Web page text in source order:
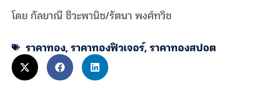
โดย กัลยาณี ชีวะพานิช/รัตนา พงศ์ทวิช
ราคาทอง,ราคาทองฟิวเจอร์,ราคาทองสปอต